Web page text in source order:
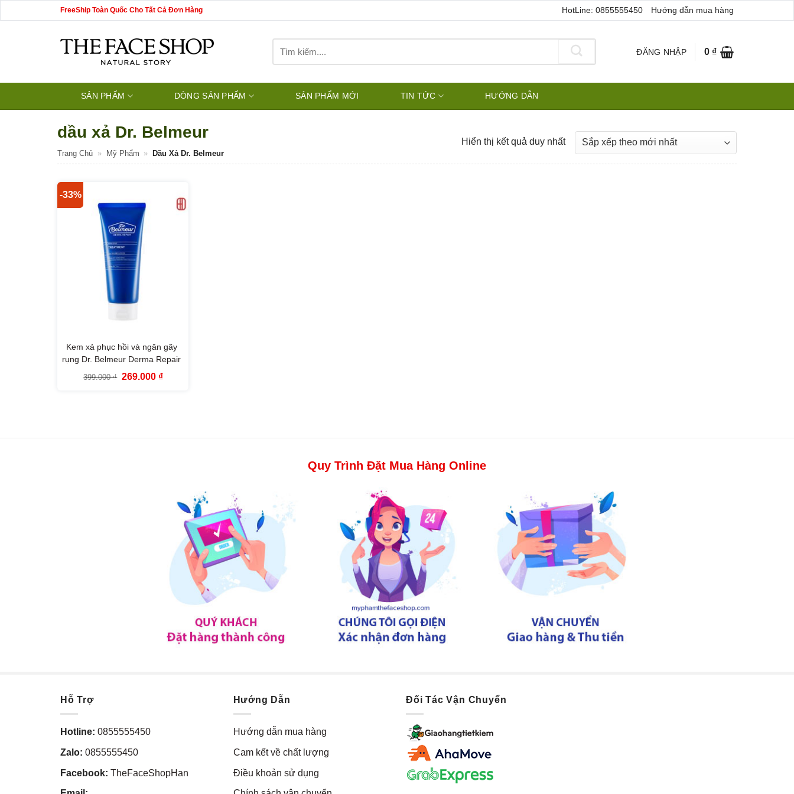
qua
FreeShip Toàn Quốc Cho Tất Cả Đơn Hàng HotLine: 0855555450 Hướng dẫn mua hàng
kiếm:
ĐĂNG NHẬP 0 ₫
SẢN PHẨM DÒNG SẢN PHẨM SẢN PHẨM MỚI TIN TỨC HƯỚNG DẪN
dầu xả Dr. Belmeur
Trang Chủ » Mỹ Phẩm » Dầu Xả Dr. Belmeur
Hiển thị kết quả duy nhất
-33%
Kem xả phục hồi và ngăn gãy
rụng Dr. Belmeur Derma Repair
Treatment The Face Shop
399.000₫ Giá
269.000 ₫Giá
Quy Trình Đặt Mua Hàng Online
Hỗ Trợ
Hotline: 0855555450
Zalo: 0855555450
Facebook: TheFaceShopHan
Hướng Dẫn
Hướng dẫn mua hàng
Cam kết về chất lượng
Điều khoản sử dụng
Đối Tác Vận Chuyển